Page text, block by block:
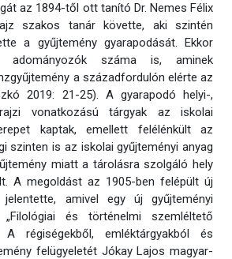
az 1894-től ott tanító Dr. Nemes Félix
szakos tanár követte, aki szintén
a gyűjtemény gyarapodását. Ekkor
száma is, aminek
a századfordulón elérte az
2019: 21-25). A gyarapodó helyi-,
vonatkozású tárgyak az iskolai
kaptak, emellett felélénkült az
szinten is az iskolai gyűjteményi anyag
miatt a tárolásra szolgáló hely
A megoldást az 1905-ben felépült új
jelentette, amivel egy új gyűjteményi
és történelmi szemléltető
A régiségekből, emléktárgyakból és
felügyeletét Jókay Lajos magyar-